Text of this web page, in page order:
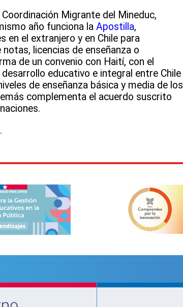
Migrante del Mineduc,
año funciona la Apostilla,
el extranjero y en Chile para
licencias de enseñanza o
de un convenio con Haití, con el
educativo e integral entre Chile
de enseñanza básica y media de los
complementa el acuerdo suscrito